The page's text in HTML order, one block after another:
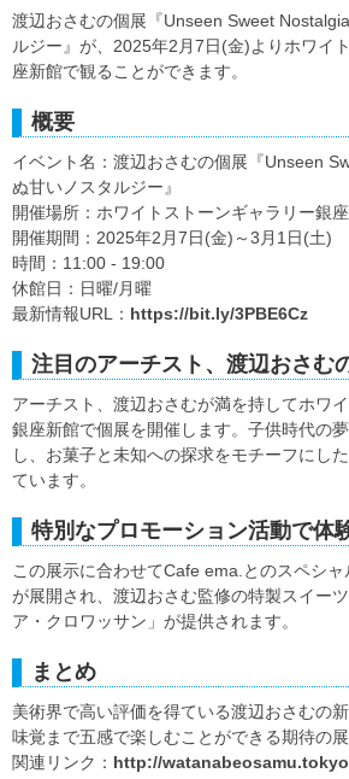
渡辺おさむの個展『Unseen Sweet
ルジー』が、2025年2月7日(金)よりホワイ
座新館で観ることができます。
概要
イベント名：渡辺おさむの個展『Unseen
ぬ甘いノスタルジー』
開催場所：ホワイトストーンギャラリー銀
開催期間：2025年2月7日(金)～3月1日(土)
時間：11:00 - 19:00
休館日：日曜/月曜
最新情報URL： https://bit.ly/3PBE6Cz
注目のアーチスト、渡辺おさむ
アーチスト、渡辺おさむが満を持してホワ
銀座新館で個展を開催します。子供時代の
し、お菓子と未知への探求をモチーフにし
ています。
特別なプロモーション活動で体
この展示に合わせてCafe ema.とのスペシ
が展開され、渡辺おさむ監修の特製スイー
ア・クロワッサン」が提供されます。
まとめ
美術界で高い評価を得ている渡辺おさむの
味覚まで五感で楽しむことができる期待の展
関連リンク： http://watanabeosamu.tokyo